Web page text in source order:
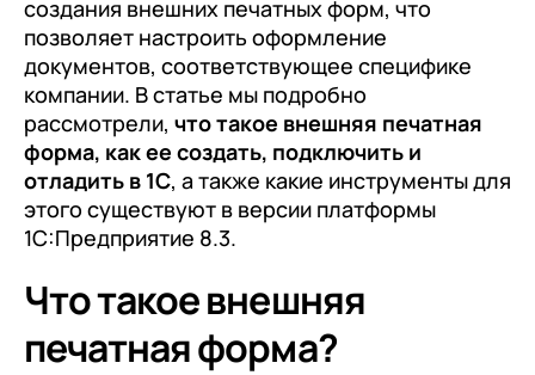
создания внешних печатных форм, что
позволяет настроить оформление
документов, соответствующее специфике
компании. В статье мы подробно
рассмотрели, что такое внешняя печатная
форма, как ее создать, подключить и
отладить в 1С, а также какие инструменты для
этого существуют в версии платформы
1С:Предприятие 8.3.
Что такое внешняя
печатная форма?
1С-Отчетность
1С:Фреш
Доки 1С